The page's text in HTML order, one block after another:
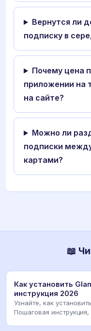
Вернутся ли
подписку в
Почему цена
приложении на
на сайте?
Можно ли
подписки
картами?
📖
Как установить
инструкция 2026
Узнайте, как
Пошаговая